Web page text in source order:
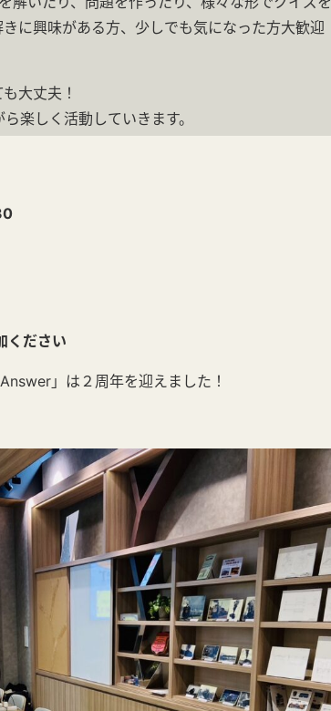
に興味がある方、少しでも気になった方大歓迎
大丈夫！
楽しく活動していきます。
ください
」は２周年を迎えました！